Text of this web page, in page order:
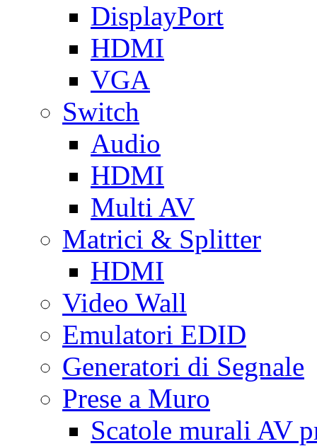
DisplayPort
HDMI
VGA
Switch
Audio
HDMI
Multi AV
Matrici & Splitter
HDMI
Video Wall
Emulatori EDID
Generatori di Segnale
Prese a Muro
Scatole murali AV